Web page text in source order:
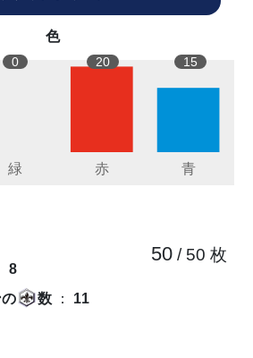
色
0 20 15
8
数 ： 11
50/ 50 枚